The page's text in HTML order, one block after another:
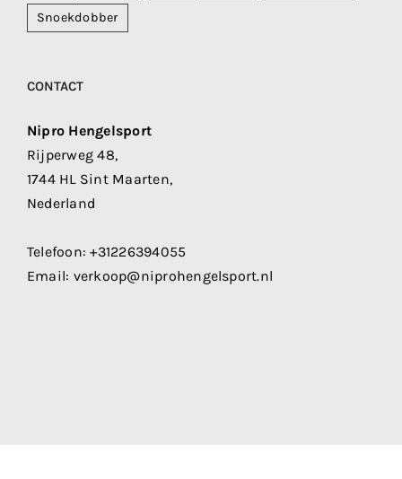
Snoekdobber
CONTACT
Nipro Hengelsport
Rijperweg 48,
1744 HL Sint Maarten,
Nederland
Telefoon:+31226394055
Email: verkoop@niprohengelsport.nl